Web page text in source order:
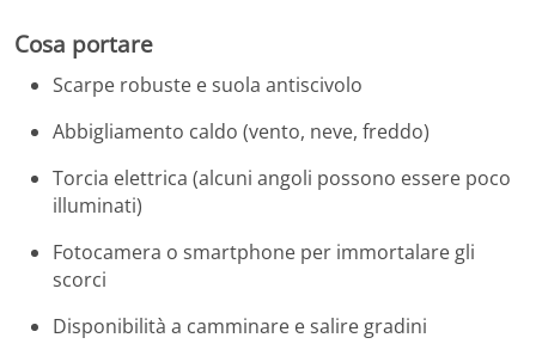
Cosa portare
Scarpe robuste e suola antiscivolo
Abbigliamento caldo (vento, neve, freddo)
Torcia elettrica (alcuni angoli possono essere poco
illuminati)
Fotocamera o smartphone per immortalare gli
scorci
Disponibilità a camminare e salire gradini